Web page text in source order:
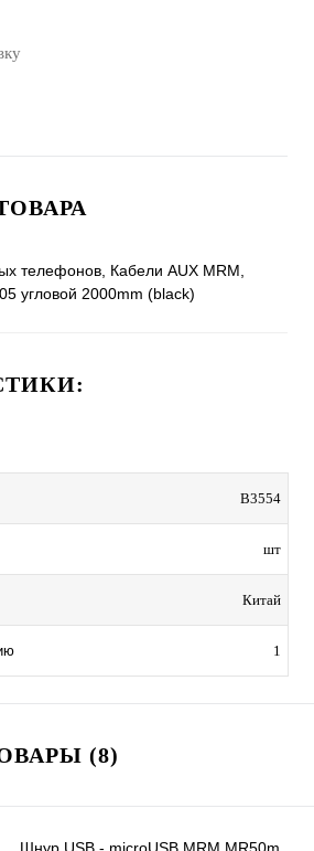
телефонов, Кабели AUX MRM,
угловой 2000mm (black)
B3554
шт
Китай
1
(8)